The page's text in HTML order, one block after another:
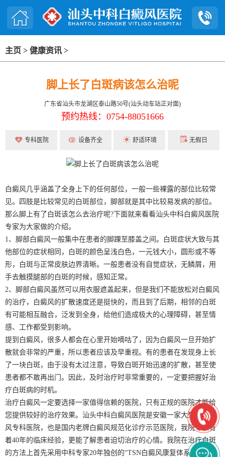
主页 > 健康资讯 >
脚上长了白斑病该怎么治呢
广东省汕头市龙湖区泰山路50号(汕头动车站正对面)
预约热线：0754-88051666
专科医院 设备齐全 舒适环境 无假日
白癜风几乎涵盖了全身上下的任何部位，一般一些裸露的部位比较常
见。四肢是比较常见的白斑部位，脚部就是其中比较易发病的部位。
那么脚上有了白斑该怎么去治疗呢?下面就来看看汕头中科白癜风医院
专家为大家做的介绍。
1、脚部白癜风一般集中在患者的脚踝至膝盖之间。白斑症状大致与其
他部位的症状相同，白斑的颜色呈浅白色，一元钱大小，圆形或不等
形，白斑与正常皮肤边界清晰。一般患者没有自觉症状，无鳞屑，用
手去触摸腿部的白斑的时候，感知正常。
2、脚部白癜风虽然可以用衣服遮盖起来，但是我们不能放松对白癜风
的治疗，白癜风的扩散速度还是挺快的，而且到了后期，相邻的白斑
有可能相互融合，泛发到全身，给他们造成极大的心理障碍，甚至情
感、工作都受到影响。
提到白癜风，很多人都会在心里开始嘀咕了，因为白癜风一旦开始扩
散就会非常的严重，所以患者应该及早重视。有的患者在发现身上长
了一块白斑，由于没有太过注意，导致白斑开始迅速的扩散，甚至使
患者都不敢再出门。因此，及时治疗时非常重要的，一定要把握好治
疗白斑病的时机。
治疗白癜风一定要选择一家值得信赖的医院，只有正规的医院才能给
您提供较好的治疗效果。汕头中科白癜风医院是安徽一家大型的白癜
风专科医院，也是国内老牌白癜风规范化诊疗示范医院，我院专家有
着40年的临床经验，更能了解患者迫切治疗的心情。我院在治疗白斑
的方法上首先采用中科专家20年独创的“TSN白癜风康复体系”为患者